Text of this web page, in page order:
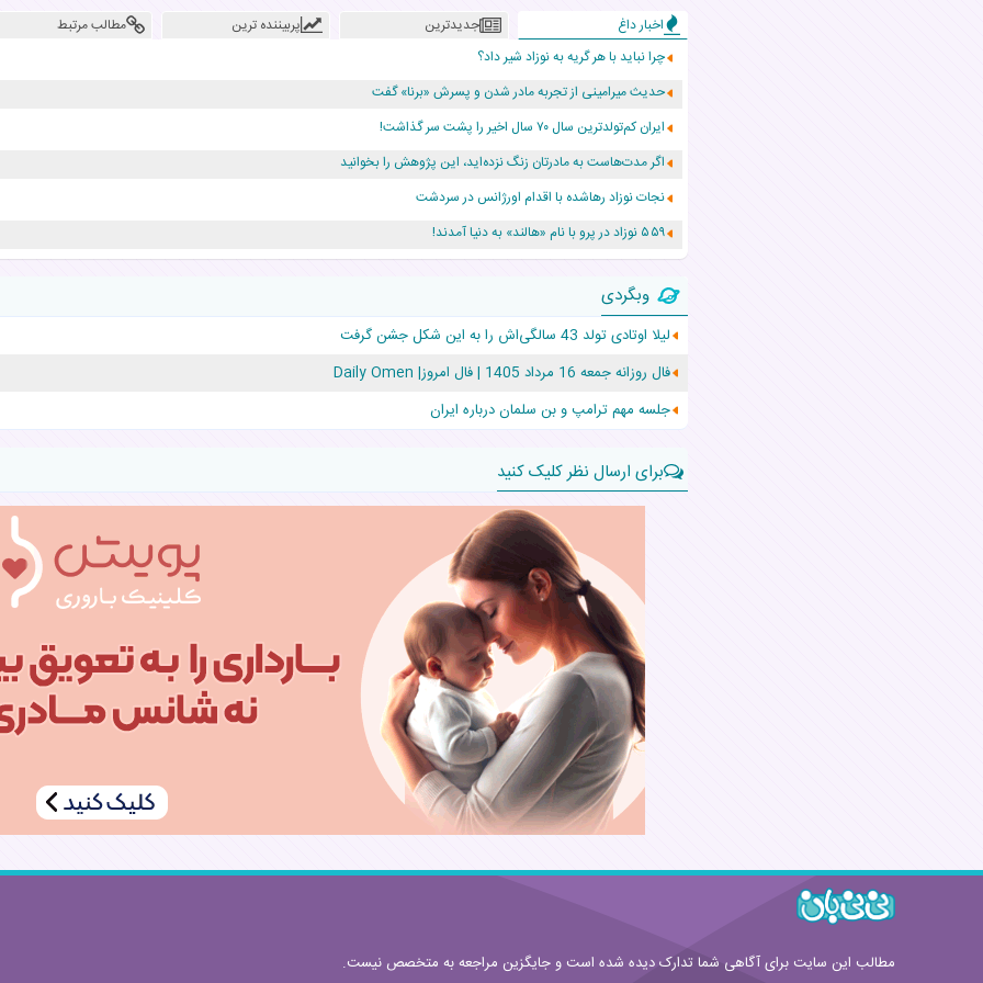
اخبار داغ جدیدترین پربیننده ترین
مطالب مرتبط
چرا نباید با هر گریه به نوزاد شیر داد؟
حدیث میرامینی از تجربه مادر شدن و پسرش «برنا» گفت
ایران کم‌تولدترین سال ۷۰ سال اخیر را پشت سر گذاشت!
اگر مدت‌هاست به مادرتان زنگ نزده‌اید، این پژوهش را بخوانید
نجات نوزاد رهاشده با اقدام اورژانس در سردشت
۵۵۹ نوزاد در پرو با نام «هالند» به دنیا آمدند!
زن ۲۴ ساله پس از درمان سرطان رحم، مادر شد
افزایش قد این دختر، چند میلیون دلار برای پدرش خرج داشته
حرکت غیرقانونی یک پرستار، جان دوقلوها را نجات داد!
عجیب‌ترین تولد در ۵/۵/۵ امسال که همه را شوکه کرد!
وبگردی
لیلا اوتادی تولد 43 سالگی‌اش را به این شکل جشن گرفت
فال روزانه جمعه 16 مرداد 1405 | فال امروز| Daily Omen
جلسه مهم ترامپ و بن سلمان درباره ایران
برای ارسال نظر کلیک کنید
قوانین ارسال نظر
مطالب این سایت برای آگاهی شما تدارک دیده شده است و جایگزین مراجعه به متخصص نیست.